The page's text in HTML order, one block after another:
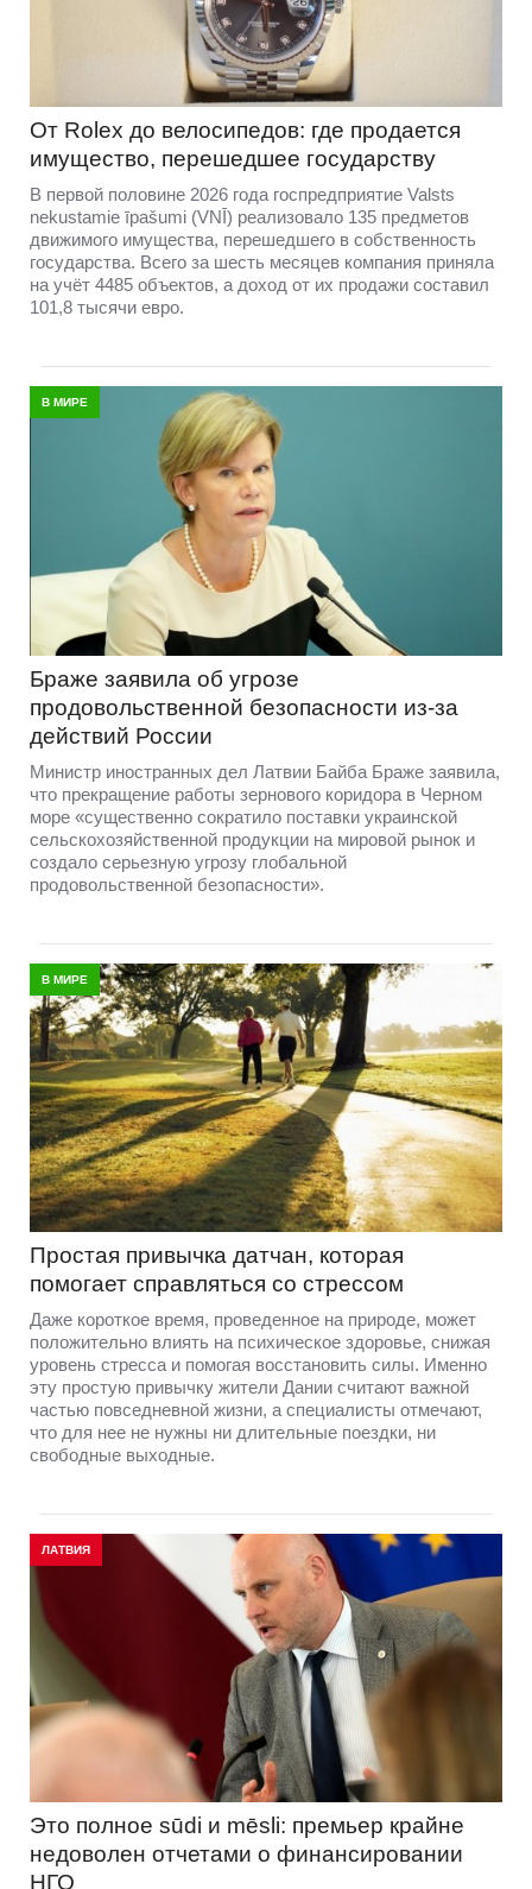
От Rolex до велосипедов: где продается
имущество, перешедшее государству
В первой половине 2026 года госпредприятие Valsts
nekustamie īpašumi (VNĪ) реализовало 135 предметов
движимого имущества, перешедшего в собственность
государства. Всего за шесть месяцев компания приняла
на учёт 4485 объектов, а доход от их продажи составил
101,8 тысячи евро.
В МИРЕ
Браже заявила об угрозе
продовольственной безопасности из-за
действий России
Министр иностранных дел Латвии Байба Браже заявила,
что прекращение работы зернового коридора в Черном
море «существенно сократило поставки украинской
сельскохозяйственной продукции на мировой рынок и
создало серьезную угрозу глобальной
продовольственной безопасности».
В МИРЕ
Простая привычка датчан, которая
помогает справляться со стрессом
Даже короткое время, проведенное на природе, может
положительно влиять на психическое здоровье, снижая
уровень стресса и помогая восстановить силы. Именно
эту простую привычку жители Дании считают важной
частью повседневной жизни, а специалисты отмечают,
что для нее не нужны ни длительные поездки, ни
свободные выходные.
ЛАТВИЯ
Это полное sūdi и mēsli: премьер крайне
недоволен отчетами о финансировании
НГО